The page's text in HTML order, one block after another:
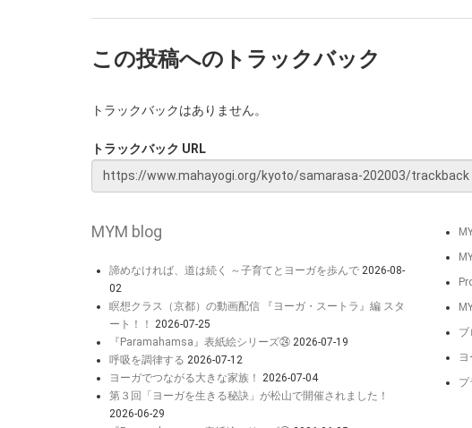
この投稿へのトラックバック
トラックバックはありません。
トラックバック URL
MYM blog
諦めなければ、道は続く ～子育てとヨーガを歩んで 2026-08-
02
瞑想クラス（京都）の動画配信 『ヨーガ・スートラ』編 スタ
ート！！
2026-07-25
『Paramahamsa』表紙絵シリーズ㉔ 2026-07-19
呼吸を調律する 2026-07-12
ヨーガでつながる大きな家族！
2026-07-04
第３回「ヨーガを生きる秘訣」が松山で開催されました！
2026-06-29
ブ
プ